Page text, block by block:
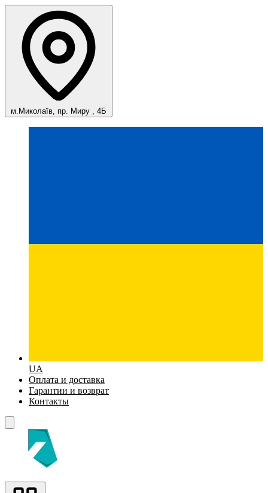
м.Миколаїв, пр. Миру , 4Б
UA
Оплата и доставка
Гарантии и возврат
Контакты